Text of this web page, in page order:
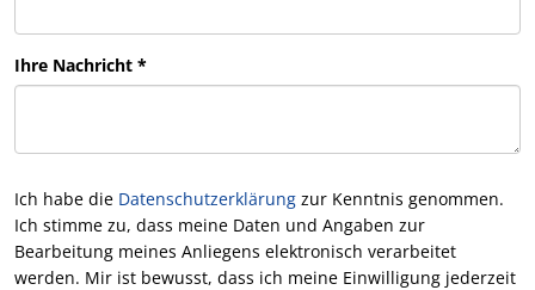
Ihre Nachricht *
Ich habe die Datenschutzerklärung zur Kenntnis genommen.
Ich stimme zu, dass meine Daten und Angaben zur
Bearbeitung meines Anliegens elektronisch verarbeitet
werden. Mir ist bewusst, dass ich meine Einwilligung jederzeit